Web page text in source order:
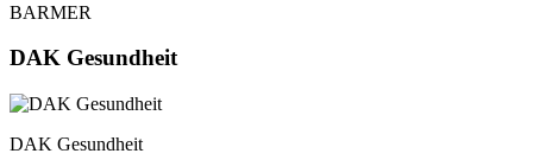
BARMER
DAK Gesundheit
DAK Gesundheit